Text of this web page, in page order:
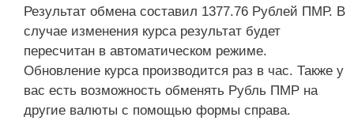
Результат обмена составил 1377.76 Рублей ПМР. В
случае изменения курса результат будет
пересчитан в автоматическом режиме.
Обновление курса производится раз в час. Также у
вас есть возможность обменять Рубль ПМР на
другие валюты с помощью формы справа.